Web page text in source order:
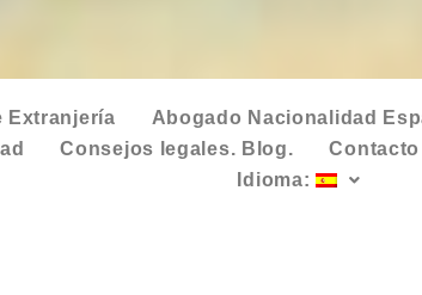
Extranjería Abogado Nacionalidad
Consejos legales. Blog.
Idioma: